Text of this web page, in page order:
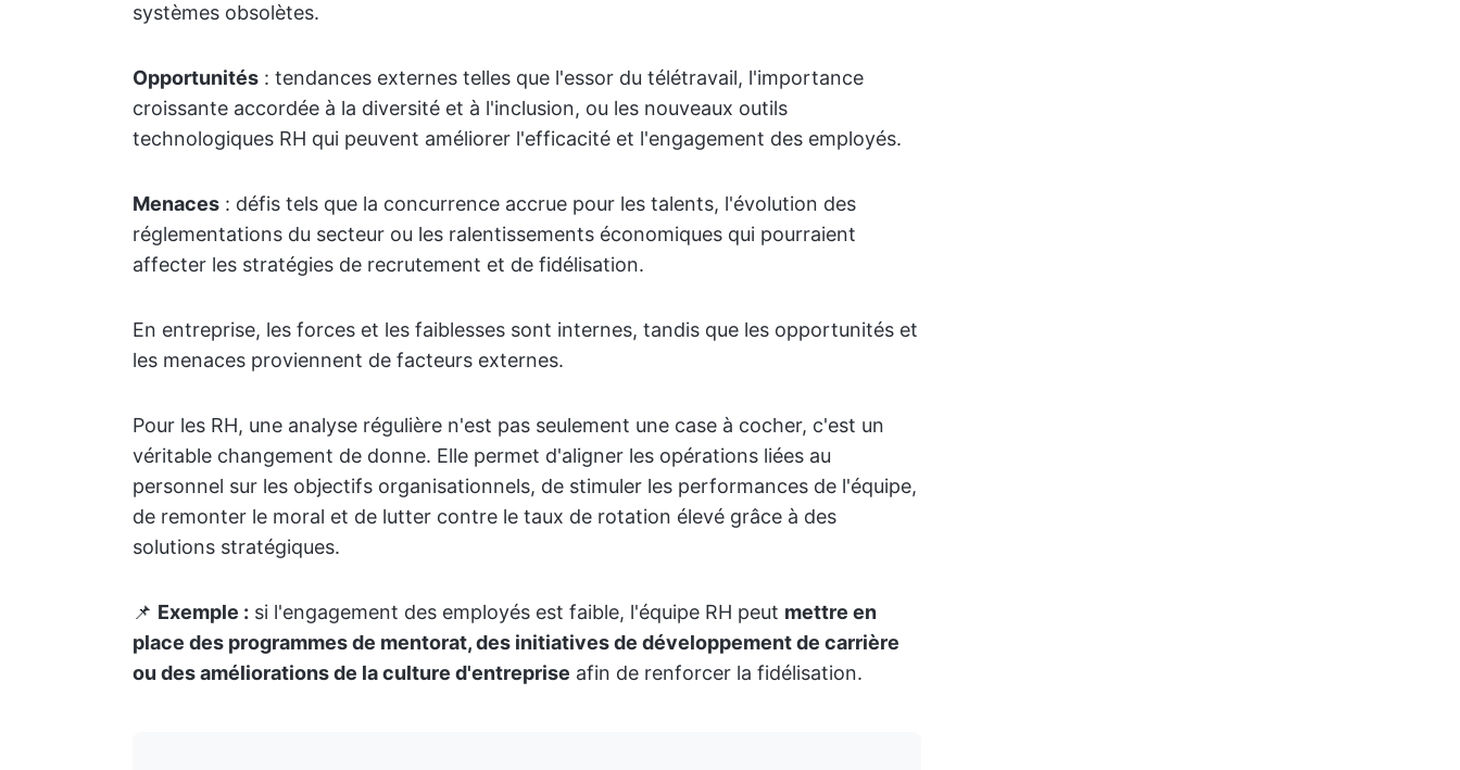
systèmes obsolètes.
Opportunités : tendances externes telles que l'essor du télétravail, l'importance
croissante accordée à la diversité et à l'inclusion, ou les nouveaux outils
technologiques RH qui peuvent améliorer l'efficacité et l'engagement des employés.
Menaces : défis tels que la concurrence accrue pour les talents, l'évolution des
réglementations du secteur ou les ralentissements économiques qui pourraient
affecter les stratégies de recrutement et de fidélisation.
En entreprise, les forces et les faiblesses sont internes, tandis que les opportunités et
les menaces proviennent de facteurs externes.
Pour les RH, une analyse régulière n'est pas seulement une case à cocher, c'est un
véritable changement de donne. Elle permet d'aligner les opérations liées au
personnel sur les objectifs organisationnels, de stimuler les performances de l'équipe,
de remonter le moral et de lutter contre le taux de rotation élevé grâce à des
solutions stratégiques.
📌 Exemple : si l'engagement des employés est faible, l'équipe RH peut mettre en
place des programmes de mentorat, des initiatives de développement de carrière
ou des améliorations de la culture d'entreprise afin de renforcer la fidélisation.